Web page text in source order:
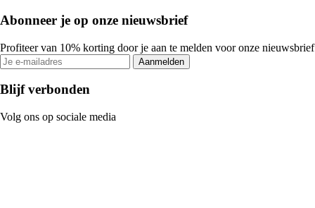
Abonneer je op onze nieuwsbrief
Profiteer van 10% korting door je aan te melden voor onze nieuwsbrief
Aanmelden
Blijf verbonden
Volg ons op sociale media